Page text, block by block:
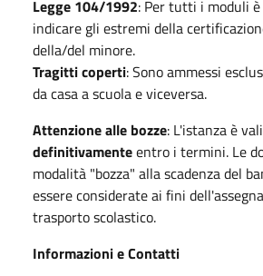
Legge 104/1992: Per tutti i moduli
indicare gli estremi della
della/del minore.
Tragitti coperti: Sono ammessi
da casa a scuola e viceversa.
Attenzione alle bozze: L'istanza è
definitivamenteentro i termini. Le
modalità "bozza" alla scadenza del
essere considerate ai fini
trasporto scolastico.
Informazioni e Contatti